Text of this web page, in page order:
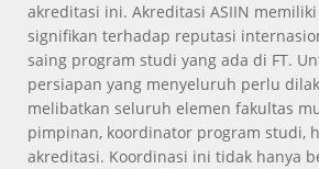
akreditasi ini. Akreditasi ASIIN
signifikan terhadap reputasi
saing program studi yang ada di FT.
persiapan yang menyeluruh perlu
melibatkan seluruh elemen fakultas
pimpinan, koordinator program studi,
akreditasi. Koordinasi ini tidak hanya